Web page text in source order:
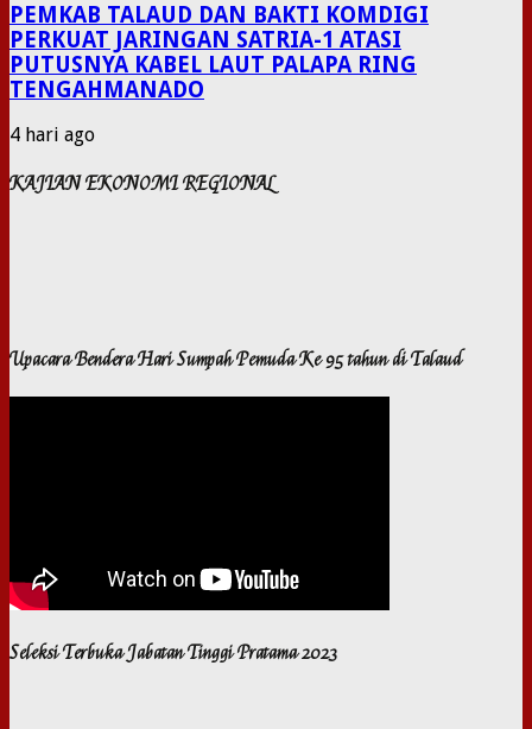
PEMKAB TALAUD DAN BAKTI KOMDIGI
PERKUAT JARINGAN SATRIA-1 ATASI
PUTUSNYA KABEL LAUT PALAPA RING
TENGAHMANADO
4 hari ago
KAJIAN EKONOMI REGIONAL
Upacara Bendera Hari Sumpah Pemuda Ke 95 tahun di Talaud
Seleksi Terbuka Jabatan Tinggi Pratama 2023